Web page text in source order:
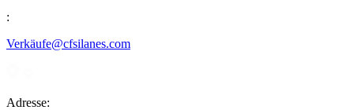
:
Verkäufe@cfsilanes.com
Adresse: